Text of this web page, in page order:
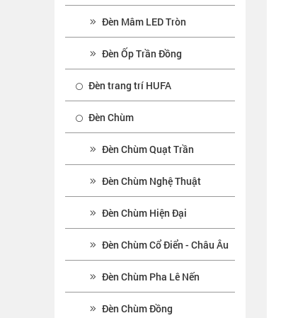
Đèn Mâm LED Tròn
Đèn Ốp Trần Đồng
Đèn trang trí HUFA
Đèn Chùm
Đèn Chùm Quạt Trần
Đèn Chùm Nghệ Thuật
Đèn Chùm Hiện Đại
Đèn Chùm Cổ Điển - Châu Âu
Đèn Chùm Pha Lê Nến
Đèn Chùm Đồng